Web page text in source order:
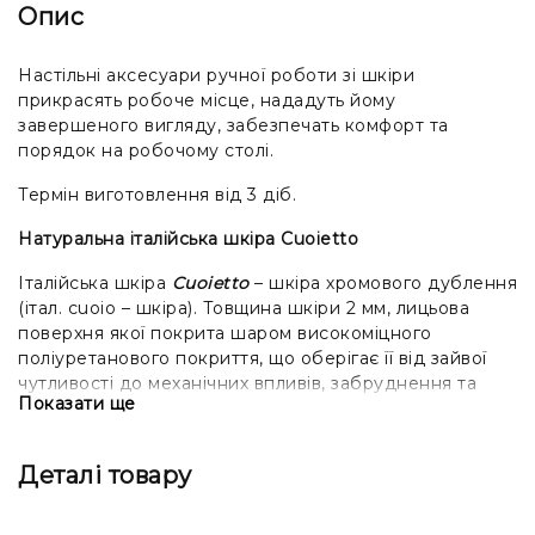
Опис
Настільні аксесуари ручної роботи зі шкіри
прикрасять робоче місце, нададуть йому
завершеного вигляду, забезпечать комфорт та
порядок на робочому столі.
Термін виготовлення від 3 діб.
Натуральна італійська шкіра Cuoietto
Італійська шкіра Cuoietto– шкіра хромового дублення
(італ. cuoio – шкіра). Товщина шкіри 2 мм, лицьова
поверхня якої покрита шаром високоміцного
поліуретанового покриття, що оберігає її від зайвої
чутливості до механічних впливів, забруднення та
вологи. Поліуретан виконує роль колірного покриття,
Поверхня шкіри гладка та однорідна.
Показати ще
Деталі товару